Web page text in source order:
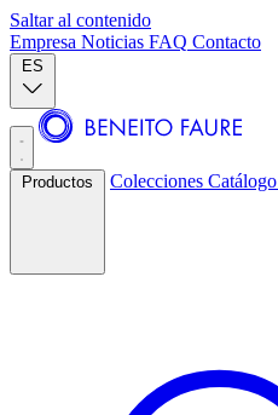
Saltar al contenido
Empresa Noticias FAQ Contacto
ES
Productos Colecciones Catálogo